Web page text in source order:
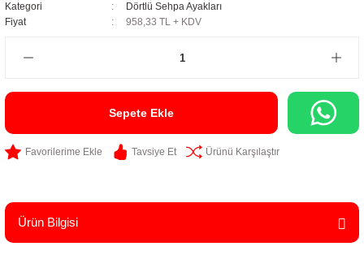
Kategori
Dörtlü Sehpa Ayakları
Fiyat
958,33 TL + KDV
Sepete Ekle
Tavsiye Et Ürünü Karşılaştır
Ürün Bilgisi